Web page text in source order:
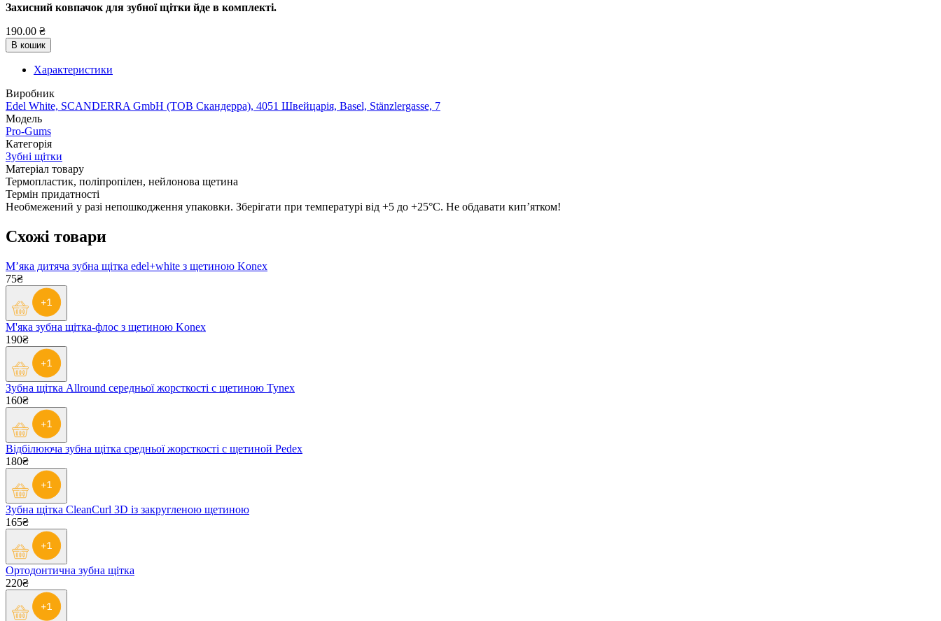
Захисний ковпачок для зубної щітки йде в комплекті.
190.00 ₴
В кошик
Характеристики
Виробник
Edel White, SCANDERRA GmbH (ТОВ Скандерра), 4051 Швейцарія, Basel, Stänzlergasse, 7
Модель
Pro-Gums
Категорія
Зубні щітки
Матеріал товару
Термопластик, поліпропілен, нейлонова щетина
Термін придатності
Необмежений у разі непошкодження упаковки. Зберігати при температурі від +5 до +25°C. Не обдавати кип’ятком!
Схожі товари
М’яка дитяча зубна щітка edel+white з щетиною Konex
75₴
М'яка зубна щітка-флос з щетиною Konex
190₴
Зубна щітка Allround середньої жорсткості c щетиною Tynex
160₴
Відбілююча зубна щітка средньої жорсткості с щетиной Pedex
180₴
Зубна щітка CleanСurl 3D із закругленою щетиною
165₴
Ортодонтична зубна щітка
220₴